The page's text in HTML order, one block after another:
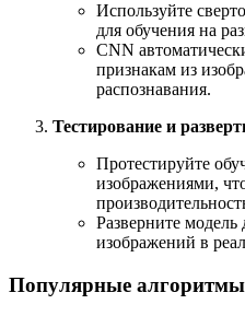
Используйте
для обучения на
CNN
признакам из
распознавания.
Тестирование и
Протестируйте
изображениями,
Разверните модель
изображений в
Популярные алгоритмы